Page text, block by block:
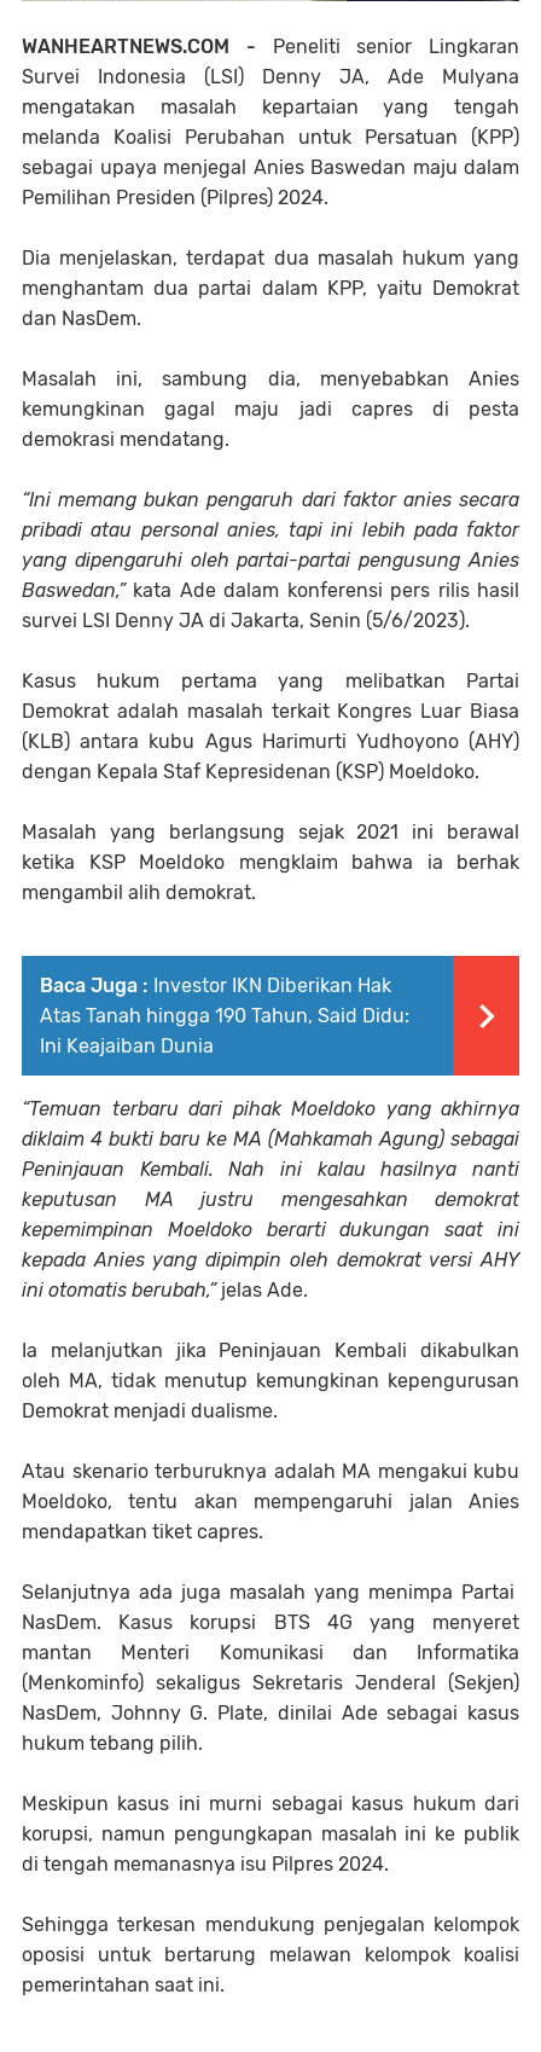
WANHEARTNEWS.COM -
Peneliti senior Lingkaran
Survei Indonesia (LSI) Denny JA, Ade Mulyana
mengatakan masalah kepartaian yang tengah
melanda Koalisi Perubahan untuk Persatuan (KPP)
sebagai upaya menjegal Anies Baswedan maju dalam
Pemilihan Presiden (Pilpres) 2024.
Dia menjelaskan, terdapat dua masalah hukum yang
menghantam dua partai dalam KPP, yaitu Demokrat
dan NasDem.
Masalah ini, sambung dia, menyebabkan Anies
kemungkinan gagal maju jadi capres di pesta
demokrasi mendatang.
“Ini memang bukan pengaruh dari faktor anies secara
pribadi atau personal anies, tapi ini lebih pada faktor
yang dipengaruhi oleh partai-partai pengusung Anies
Baswedan,”kata Ade dalam konferensi pers rilis hasil
survei LSI Denny JA di Jakarta, Senin (5/6/2023).
Kasus hukum pertama yang melibatkan Partai
Demokrat adalah masalah terkait Kongres Luar Biasa
(KLB) antara kubu Agus Harimurti Yudhoyono (AHY)
dengan Kepala Staf Kepresidenan (KSP) Moeldoko.
Masalah yang berlangsung sejak 2021 ini berawal
ketika KSP Moeldoko mengklaim bahwa ia berhak
mengambil alih demokrat.
Baca Juga : Investor IKN Diberikan Hak
Atas Tanah hingga 190 Tahun, Said Didu:
Ini Keajaiban Dunia
“Temuan terbaru dari pihak Moeldoko yang akhirnya
diklaim 4 bukti baru ke MA (Mahkamah Agung) sebagai
Peninjauan Kembali. Nah ini kalau hasilnya nanti
keputusan MA justru mengesahkan demokrat
kepemimpinan Moeldoko berarti dukungan saat ini
kepada Anies yang dipimpin oleh demokrat versi AHY
ini otomatis berubah,” jelas Ade.
Ia melanjutkan jika Peninjauan Kembali dikabulkan
oleh MA, tidak menutup kemungkinan kepengurusan
Demokrat menjadi dualisme.
Atau skenario terburuknya adalah MA mengakui kubu
Moeldoko, tentu akan mempengaruhi jalan Anies
mendapatkan tiket capres.
Selanjutnya ada juga masalah yang menimpa Partai
NasDem. Kasus korupsi BTS 4G yang menyeret
mantan Menteri Komunikasi dan Informatika
(Menkominfo) sekaligus Sekretaris Jenderal (Sekjen)
NasDem, Johnny G. Plate, dinilai Ade sebagai kasus
hukum tebang pilih.
Meskipun kasus ini murni sebagai kasus hukum dari
korupsi, namun pengungkapan masalah ini ke publik
di tengah memanasnya isu Pilpres 2024.
Sehingga terkesan mendukung penjegalan kelompok
oposisi untuk bertarung melawan kelompok koalisi
pemerintahan saat ini.